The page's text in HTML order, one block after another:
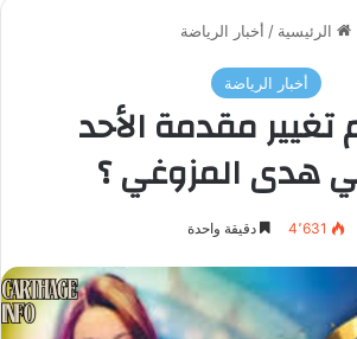
الرئيسية / أخبار الرياضة
أخبار الرياضة
تغيير مقدمة الأحد
هدى المزوغي ؟
4٬631 دقيقة واحدة